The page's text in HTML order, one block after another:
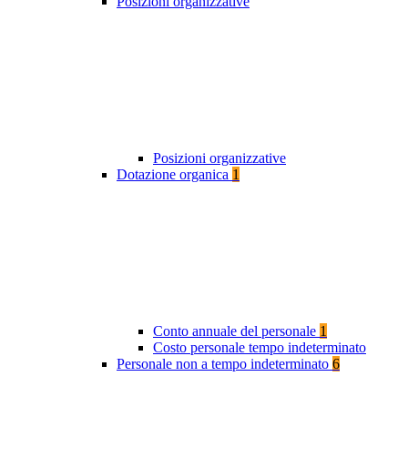
Posizioni organizzative
Dotazione organica 1
Conto annuale del personale 1
Costo personale tempo indeterminato
Personale non a tempo indeterminato 6